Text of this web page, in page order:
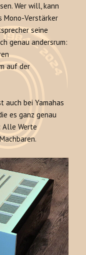
Wer will, kann
Mono-Verstärker
seine
genau andersrum:
auf der
auch bei Yamahas
es ganz genau
Alle Werte